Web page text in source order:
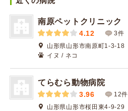
南原ペットクリニック
4.12
3件
山形県山形市南原町1-3-18
イヌ / ネコ
てらむら動物病院
3.96
12件
山形県山形市桜田東4-9-29